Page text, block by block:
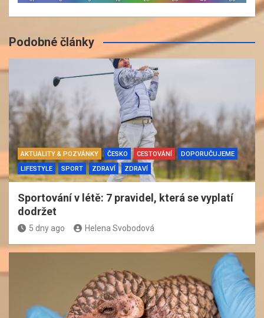
Podobné články
AKTUALITY & POZVÁNKY ČESKO CESTOVÁNÍ
DOPORUČUJEME
LIFESTYLE
SPORT ZDRAVÍ ZDRAVÍ
Sportování v létě: 7 pravidel, která se vyplatí
dodržet
5 dny ago Helena Svobodová